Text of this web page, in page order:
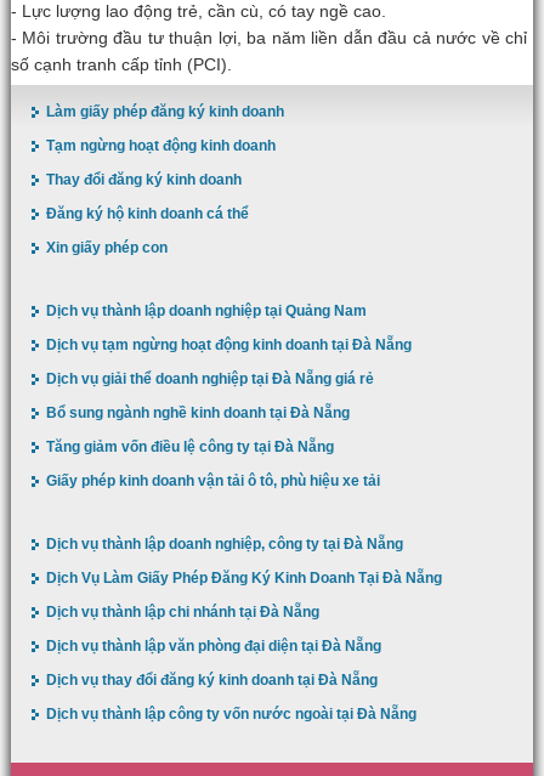
- Lực lượng lao động trẻ, cần cù, có tay ngề cao.
- Môi trường đầu tư thuận lợi, ba năm liền dẫn đầu cả nước về chỉ
số cạnh tranh cấp tỉnh (PCI).
Làm giấy phép đăng ký kinh doanh
Tạm ngừng hoạt động kinh doanh
Thay đổi đăng ký kinh doanh
Đăng ký hộ kinh doanh cá thể
Xin giấy phép con
Dịch vụ thành lập doanh nghiệp tại Quảng Nam
Dịch vụ tạm ngừng hoạt động kinh doanh tại Đà Nẵng
Dịch vụ giải thể doanh nghiệp tại Đà Nẵng giá rẻ
Bổ sung ngành nghề kinh doanh tại Đà Nẵng
Tăng giảm vốn điều lệ công ty tại Đà Nẵng
Giấy phép kinh doanh vận tải ô tô, phù hiệu xe tải
Dịch vụ thành lập doanh nghiệp, công ty tại Đà Nẵng
Dịch Vụ Làm Giấy Phép Đăng Ký Kinh Doanh Tại Đà Nẵng
Dịch vụ thành lập chi nhánh tại Đà Nẵng
Dịch vụ thành lập văn phòng đại diện tại Đà Nẵng
Dịch vụ thay đổi đăng ký kinh doanh tại Đà Nẵng
Dịch vụ thành lập công ty vốn nước ngoài tại Đà Nẵng